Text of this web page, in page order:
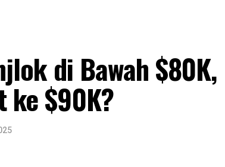
di Bawah $80K,
ke $90K?